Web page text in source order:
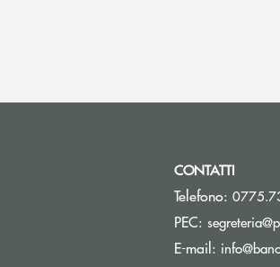
nuova finestra
CONTATTI
Telefono:
PEC:
E-mail: